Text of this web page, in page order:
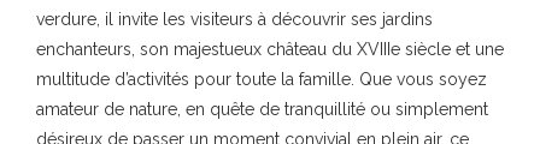
verdure, il invite les visiteurs à découvrir ses jardins
enchanteurs, son majestueux château du XVIIIe siècle et une
multitude d’activités pour toute la famille. Que vous soyez
amateur de nature, en quête de tranquillité ou simplement
désireux de passer un moment convivial en plein air, ce